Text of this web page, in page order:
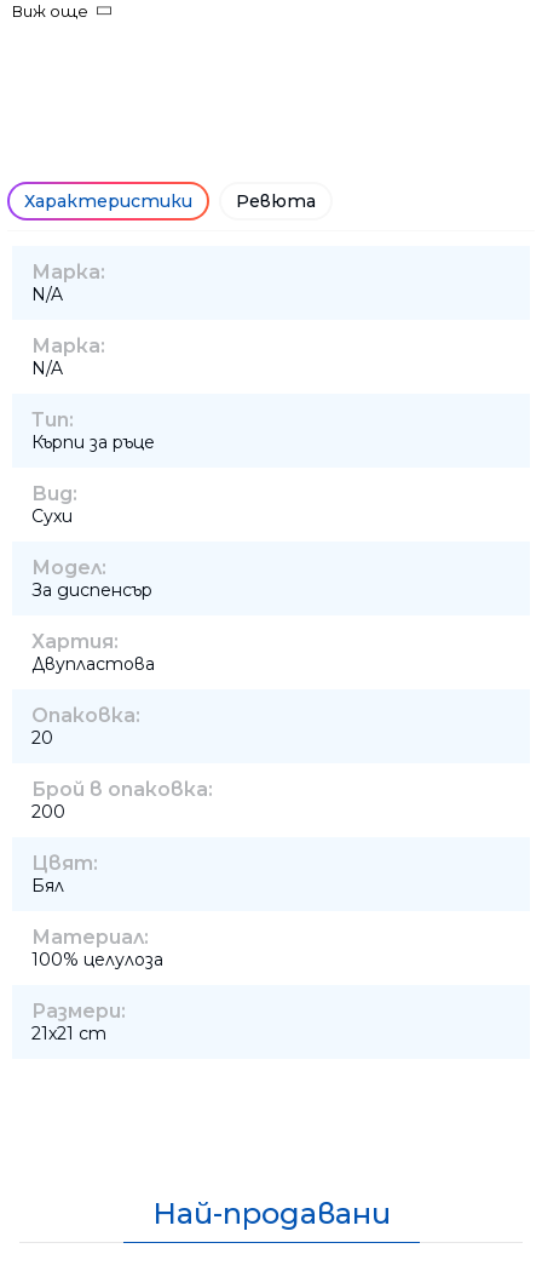
Виж още
Характеристики Ревюта
Марка:
N/A
Марка:
N/A
Тип:
Кърпи за ръце
Вид:
Сухи
Модел:
За диспенсър
Хартия:
Двупластова
Опаковка:
20
Брой в опаковка:
200
Цвят:
Бял
Материал:
100% целулоза
Размери:
21x21 cm
Най-продавани